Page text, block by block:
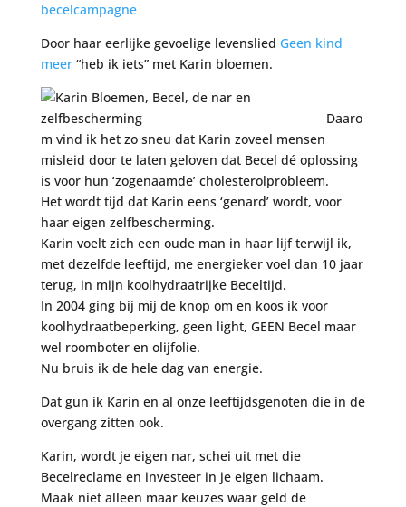
becelcampagne
Door haar eerlijke gevoelige levenslied Geen kind
meer “heb ik iets” met Karin bloemen.
Daaro
m vind ik het zo sneu dat Karin zoveel mensen
misleid door te laten geloven dat Becel dé oplossing
is voor hun ‘zogenaamde’ cholesterolprobleem.
Het wordt tijd dat Karin eens ‘genard’ wordt, voor
haar eigen zelfbescherming.
Karin voelt zich een oude man in haar lijf terwijl ik,
met dezelfde leeftijd, me energieker voel dan 10 jaar
terug, in mijn koolhydraatrijke Beceltijd.
In 2004 ging bij mij de knop om en koos ik voor
koolhydraatbeperking, geen light, GEEN Becel maar
wel roomboter en olijfolie.
Nu bruis ik de hele dag van energie.
Dat gun ik Karin en al onze leeftijdsgenoten die in de
overgang zitten ook.
Karin, wordt je eigen nar, schei uit met die
Becelreclame en investeer in je eigen lichaam.
Maak niet alleen maar keuzes waar geld de